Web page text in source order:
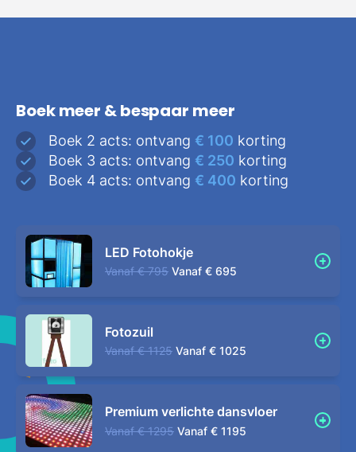
Boek meer & bespaar meer
Boek 2 acts: ontvang € 100 korting
Boek 3 acts: ontvang € 250 korting
Boek 4 acts: ontvang € 400 korting
LED Fotohokje
Vanaf € 795 Vanaf € 695
Fotozuil
Vanaf € 1125 Vanaf € 1025
Premium verlichte dansvloer
Vanaf € 1295 Vanaf € 1195